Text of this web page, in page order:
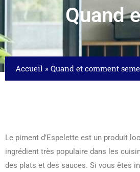
Quand
Accueil » Quand et comment
Le piment d’Espelette est un produit
ingrédient très populaire dans les
des plats et des sauces. Si vous êtes